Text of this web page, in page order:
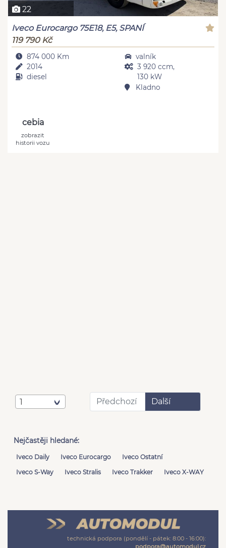
22
Iveco Eurocargo 75E18, E5, SPANÍ
119 790 Kč
874 000 Km
2014
diesel
valník
3 920 ccm,
130 kW
Kladno
cebia
zobrazit
historii vozu
1 Předchozí Další
Nejčastěji hledané:
Iveco Daily Iveco Eurocargo
Iveco Ostatní
Iveco S-Way
Iveco Stralis Iveco Trakker Iveco X-WAY
technická podpora (pondělí - pátek: 8:00 - 16:00):
podpora@automodul.cz